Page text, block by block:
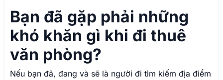
Bạn đã gặp phải những
khó khăn gì khi đi thuê
văn phòng?
Nếu bạn đã, đang và sẽ là người đi tìm kiếm địa điểm